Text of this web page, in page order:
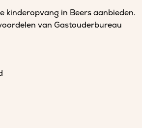
kinderopvang in Beers aanbieden.
van Gastouderbureau